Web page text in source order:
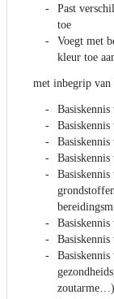
Past
toe
Voegt met
kleur toe
met inbegrip van
Basiskennis
Basiskennis